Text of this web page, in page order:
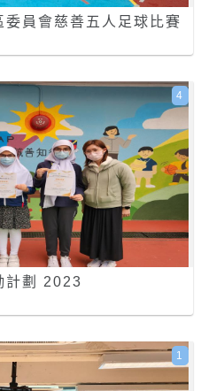
委員會慈善五人足球比賽
計劃 2023
4
1